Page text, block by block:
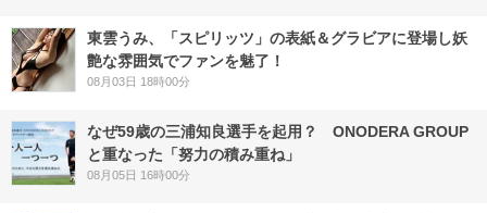
東雲うみ、「スピリッツ」の表紙＆グラビアに登場し妖
艶な雰囲気でファンを魅了！
08月03日 18時00分
なぜ59歳の三浦知良選手を起用？ ONODERA GROUP
と重なった「努力の積み重ね」
08月05日 16時00分